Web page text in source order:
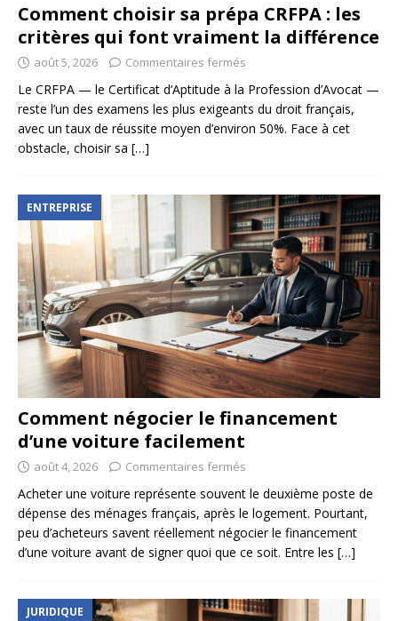
Comment choisir sa prépa CRFPA : les
critères qui font vraiment la différence
août 5, 2026 Commentaires fermés
Le CRFPA — le Certificat d’Aptitude à la Profession d’Avocat —
reste l’un des examens les plus exigeants du droit français,
avec un taux de réussite moyen d’environ 50%. Face à cet
obstacle, choisir sa […]
ENTREPRISE
Comment négocier le financement
d’une voiture facilement
août 4, 2026 Commentaires fermés
Acheter une voiture représente souvent le deuxième poste de
dépense des ménages français, après le logement. Pourtant,
peu d’acheteurs savent réellement négocier le financement
d’une voiture avant de signer quoi que ce soit. Entre les […]
JURIDIQUE